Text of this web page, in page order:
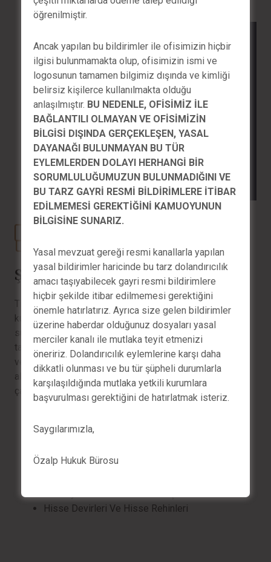
Şirketler Hukuku
Ticari şirketlere, her türlü şahsi girişimcilere, özel
kuruluşlara, ticari faaliyet esasları ile ilgili hukuki destek
sunmaktayız. Müvekkillerimizin dava ve alacak
takiplerini yapmakla birlikte, hukuki mütalaa ve destek
vererek, oluşması muhtemel hukuki ihtilaflara önlem
alınmasını sağlamaktayız. Dava ve takiplerin yanında
çalışma alanlarımız;
Şirket Genel Kurul Toplantıları
Rekabet Hukuku
Hisse Devirleri Ve Hisse Rehinleri
öğrenilmiştir.
Ancak yapılan bu bildirimler ile ofisimizin hiçbir
ilgisi bulunmamakta olup, ofisimizin ismi ve
logosunun tamamen bilgimiz dışında ve kimliği
belirsiz kişilerce kullanılmakta olduğu
anlaşılmıştır. BU NEDENLE, OFİSİMİZ İLE
BAĞLANTILI OLMAYAN VE OFİSİMİZİN
BİLGİSİ DIŞINDA GERÇEKLEŞEN, YASAL
DAYANAĞI BULUNMAYAN BU TÜR
EYLEMLERDEN DOLAYI HERHANGİ BİR
SORUMLULUĞUMUZUN BULUNMADIĞINI VE
BU TARZ GAYRİ RESMİ BİLDİRİMLERE İTİBAR
EDİLMEMESİ GEREKTİĞİNİ KAMUOYUNUN
BİLGİSİNE SUNARIZ.
Yasal mevzuat gereği resmi kanallarla yapılan
yasal bildirimler haricinde bu tarz dolandırıcılık
amacı taşıyabilecek gayri resmi bildirimlere
hiçbir şekilde itibar edilmemesi gerektiğini
önemle hatırlatırız. Ayrıca size gelen bildirimler
üzerine haberdar olduğunuz dosyaları yasal
merciler kanalı ile mutlaka teyit etmenizi
öneririz. Dolandırıcılık eylemlerine karşı daha
dikkatli olunması ve bu tür şüpheli durumlarla
karşılaşıldığında mutlaka yetkili kurumlara
başvurulması gerektiğini de hatırlatmak isteriz.
Saygılarımızla,
Özalp Hukuk Bürosu